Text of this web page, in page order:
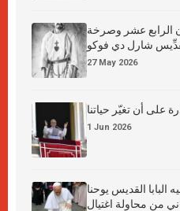
الرابع عشر وصرخة
شارل دي فوكو
27 May 2026
على أن تغيّر حياتنا
1 Jun 2026
البابا القديس يوحنا
من محاولة اغتيال